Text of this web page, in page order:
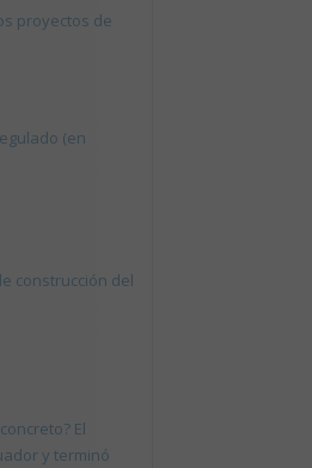
proyectos de
(en
construcción del
El
y terminó